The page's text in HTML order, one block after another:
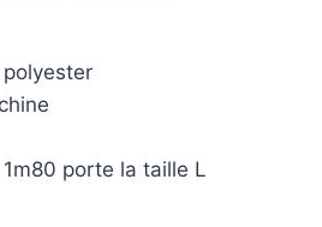
porte la taille L